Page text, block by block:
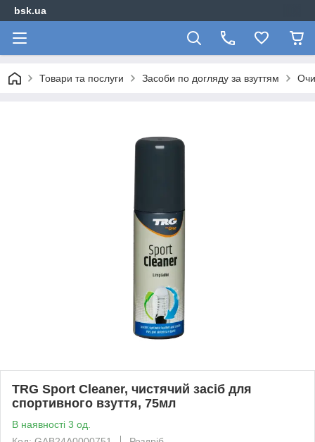
bsk.ua
Товари та послуги Засоби по догляду за взуттям
TRG Sport Cleaner, чистячий засіб для
спортивного взуття, 75мл
В наявності 3 од.